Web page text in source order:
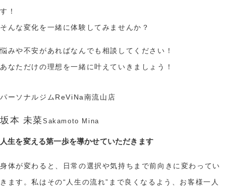
す！
そんな変化を一緒に体験してみませんか？
悩みや不安があればなんでも相談してください！
あなただけの理想を一緒に叶えていきましょう！
パーソナルジムReViNa南流山店
坂本 未菜 Sakamoto Mina
人生を変える第一歩を導かせていただきます
身体が変わると、日常の選択や気持ちまで前向きに変わってい
きます。私はその“人生の流れ”まで良くなるよう、お客様一人